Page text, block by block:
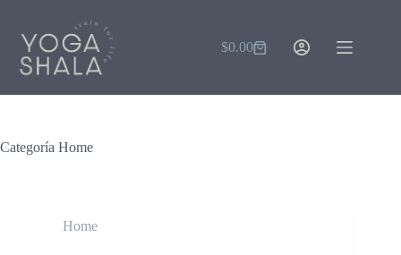
contenido
Carro
$0.00
Categoría Home
Home